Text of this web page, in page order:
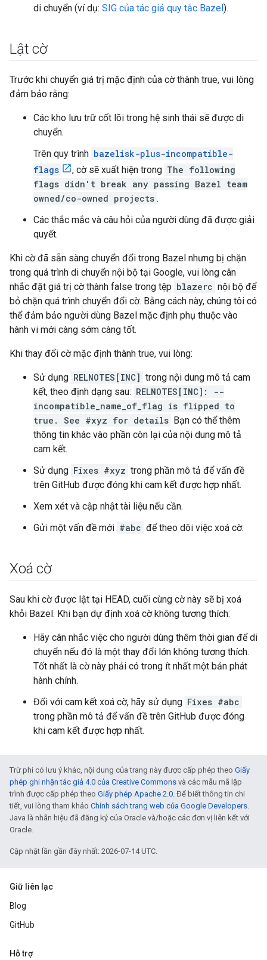
di chuyển (ví dụ: SIG của tác giả quy tắc Bazel).
Lật cờ
Trước khi chuyển giá trị mặc định của cờ thành true, vui lòng
đảm bảo rằng:
Các kho lưu trữ cốt lõi trong hệ sinh thái sẽ được di
chuyển.
Trên quy trình bazelisk-plus-incompatible-
flags
, cờ sẽ xuất hiện trong The following
flags didn't break any passing Bazel team
owned/co-owned projects .
Các thắc mắc và câu hỏi của người dùng đã được giải
quyết.
Khi cờ đã sẵn sàng chuyển đổi trong Bazel nhưng bị chặn
trong quá trình di chuyển nội bộ tại Google, vui lòng cân
nhắc đặt giá trị cờ thành false trong tệp blazerc nội bộ để
bỏ chặn quá trình chuyển đổi cờ. Bằng cách này, chúng tôi có
thể đảm bảo người dùng Bazel mặc định phụ thuộc vào
hành vi mới càng sớm càng tốt.
Khi thay đổi cờ mặc định thành true, vui lòng:
Sử dụng RELNOTES[INC] trong nội dung mô tả cam
kết, theo định dạng sau: RELNOTES[INC]: --
incompatible_name_of_flag is flipped to
true. See #xyz for details Bạn có thể thêm
thông tin khác vào phần còn lại của nội dung mô tả
cam kết.
Sử dụng Fixes #xyz trong phần mô tả để vấn đề
trên GitHub được đóng khi cam kết được hợp nhất.
Xem xét và cập nhật tài liệu nếu cần.
Gửi một vấn đề mới #abc để theo dõi việc xoá cờ.
Xoá cờ
Sau khi cờ được lật tại HEAD, cuối cùng cờ này sẽ bị xoá
khỏi Bazel. Khi bạn dự định xoá cờ không tương thích:
Hãy cân nhắc việc cho người dùng thêm thời gian để di
chuyển nếu đó là một thay đổi lớn không tương thích.
Tốt nhất là cờ này phải có trong ít nhất một bản phát
hành chính.
Đối với cam kết xoá cờ, hãy sử dụng Fixes #abc
trong phần mô tả để vấn đề trên GitHub được đóng
khi cam kết được hợp nhất.
Trừ phi có lưu ý khác, nội dung của trang này được cấp phép theo Giấy
phép ghi nhận tác giả 4.0 của Creative Commons và các mẫu mã lập
trình được cấp phép theo Giấy phép Apache 2.0. Để biết thông tin chi
tiết, vui lòng tham khảo Chính sách trang web của Google Developers.
Java là nhãn hiệu đã đăng ký của Oracle và/hoặc các đơn vị liên kết với
Oracle.
Cập nhật lần gần đây nhất: 2026-07-14 UTC.
Giữ liên lạc
Blog
GitHub
Hỗ trợ